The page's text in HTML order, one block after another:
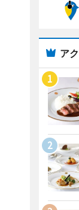
ア